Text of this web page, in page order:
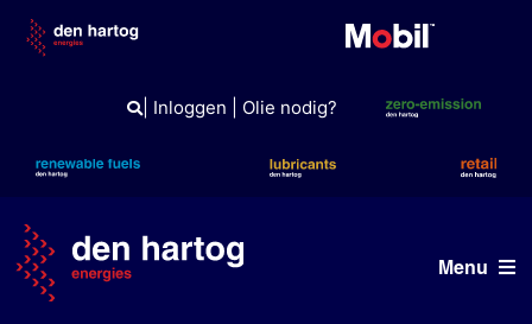
content
| Inloggen Olie nodig?
Menu